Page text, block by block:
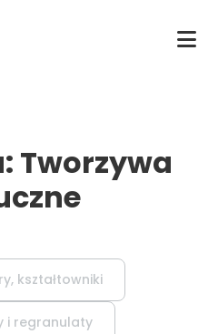
Tworzywa
kształtowniki
i regranulaty